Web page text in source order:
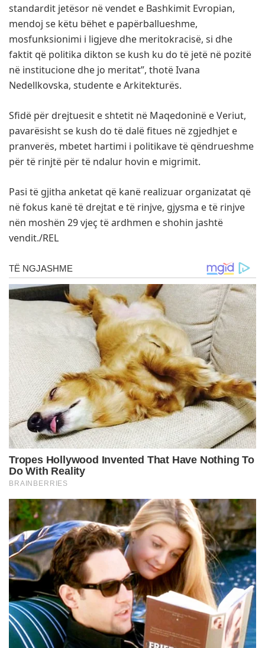
standardit jetësor në vendet e Bashkimit Evropian,
mendoj se këtu bëhet e papërballueshme,
mosfunksionimi i ligjeve dhe meritokracisë, si dhe
faktit që politika dikton se kush ku do të jetë në pozitë
në institucione dhe jo meritat”, thotë Ivana
Nedellkovska, studente e Arkitekturës.
Sfidë për drejtuesit e shtetit në Maqedoninë e Veriut,
pavarësisht se kush do të dalë fitues në zgjedhjet e
pranverës, mbetet hartimi i politikave të qëndrueshme
për të rinjtë për të ndalur hovin e migrimit.
Pasi të gjitha anketat që kanë realizuar organizatat që
në fokus kanë të drejtat e të rinjve, gjysma e të rinjve
nën moshën 29 vjeç të ardhmen e shohin jashtë
vendit./REL